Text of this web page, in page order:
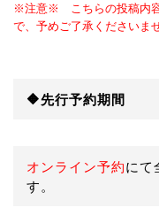
※注意※ こちらの投稿内容
で、予めご了承くださいませ
🔶先行予約期間
オンライン予約にて
す。